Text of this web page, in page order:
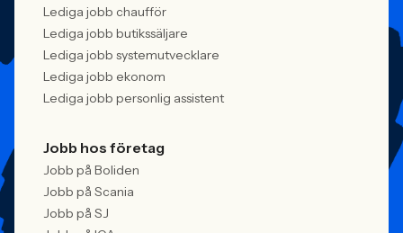
Lediga jobb chaufför
Lediga jobb butikssäljare
Lediga jobb systemutvecklare
Lediga jobb ekonom
Lediga jobb personlig assistent
Jobb hos företag
Jobb på Boliden
Jobb på Scania
Jobb på SJ